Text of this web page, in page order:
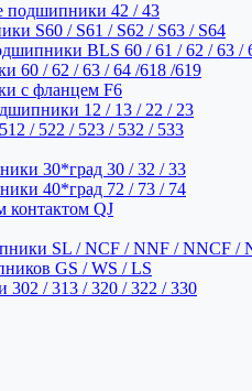
подшипники 42 / 43
S60 / S61 / S62 / S63 / S64
BLS 60 / 61 / 62 / 63 /
60 / 62 / 63 / 64 /618 /619
с фланцем F6
12 / 13 / 22 / 23
/ 522 / 523 / 532 / 533
30*град 30 / 32 / 33
40*град 72 / 73 / 74
QJ
SL / NCF / NNF / NNCF /
GS / WS / LS
/ 313 / 320 / 322 / 330